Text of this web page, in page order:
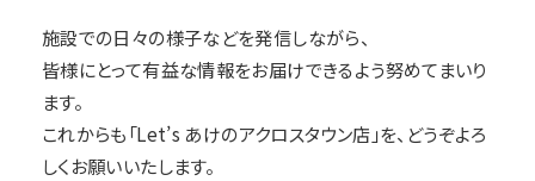
施設での日々の様子などを発信しながら、
皆様にとって有益な情報をお届けできるよう努めてまいり
ます。
これからも「Let’s あけのアクロスタウン店」を、どうぞよろ
しくお願いいたします。